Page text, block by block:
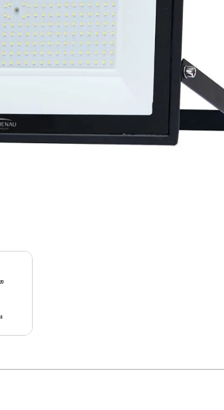
Pix
Cartão de
Crédito